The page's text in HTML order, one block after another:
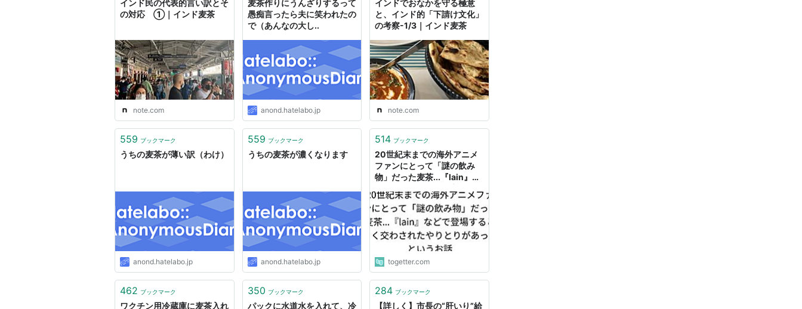
インド民の代表的言い訳とそ
の対応 ①｜インド麦茶
note.com
麦茶作りにうんざりするって
愚痴言ったら夫に笑われたの
で（あんなの大し..
anond.hatelabo.jp
インドでおなかを守る極意
と、インド的「下請け文化」
の考察-1/3｜インド麦茶
note.com
559 ブックマーク
うちの麦茶が薄い訳（わけ）
anond.hatelabo.jp
559 ブックマーク
うちの麦茶が濃くなります
anond.hatelabo.jp
514 ブックマーク
20世紀末までの海外アニメ
ファンにとって「謎の飲み
物」だった麦茶...『lain』な
たやりとりがあったというお
話
togetter.com
462 ブックマーク
ワクチン用冷蔵庫に麦茶入れ
350 ブックマーク
パックに水道水を入れて、冷
284 ブックマーク
【詳しく】市長の“肝いり”給